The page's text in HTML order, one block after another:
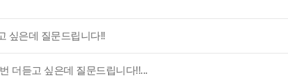
싶은데 질문드립니다!!
더듣고 싶은데 질문드립니다!!...